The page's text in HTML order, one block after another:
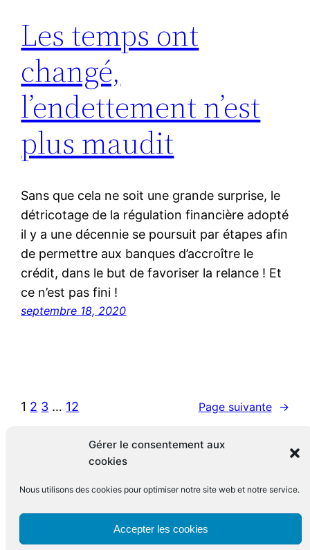
Gérer le consentement aux
cookies
Nous utilisons des cookies pour optimiser notre site web et notre service.
Accepter les cookies
Les temps ont
changé,
l’endettement n’est
plus maudit
Sans que cela ne soit une grande surprise, le
détricotage de la régulation financière adopté
il y a une décennie se poursuit par étapes afin
de permettre aux banques d’accroître le
crédit, dans le but de favoriser la relance ! Et
ce n’est pas fini !
septembre 18, 2020
1 2 3 … 12 Page suivante →
Le blog de François Leclerc